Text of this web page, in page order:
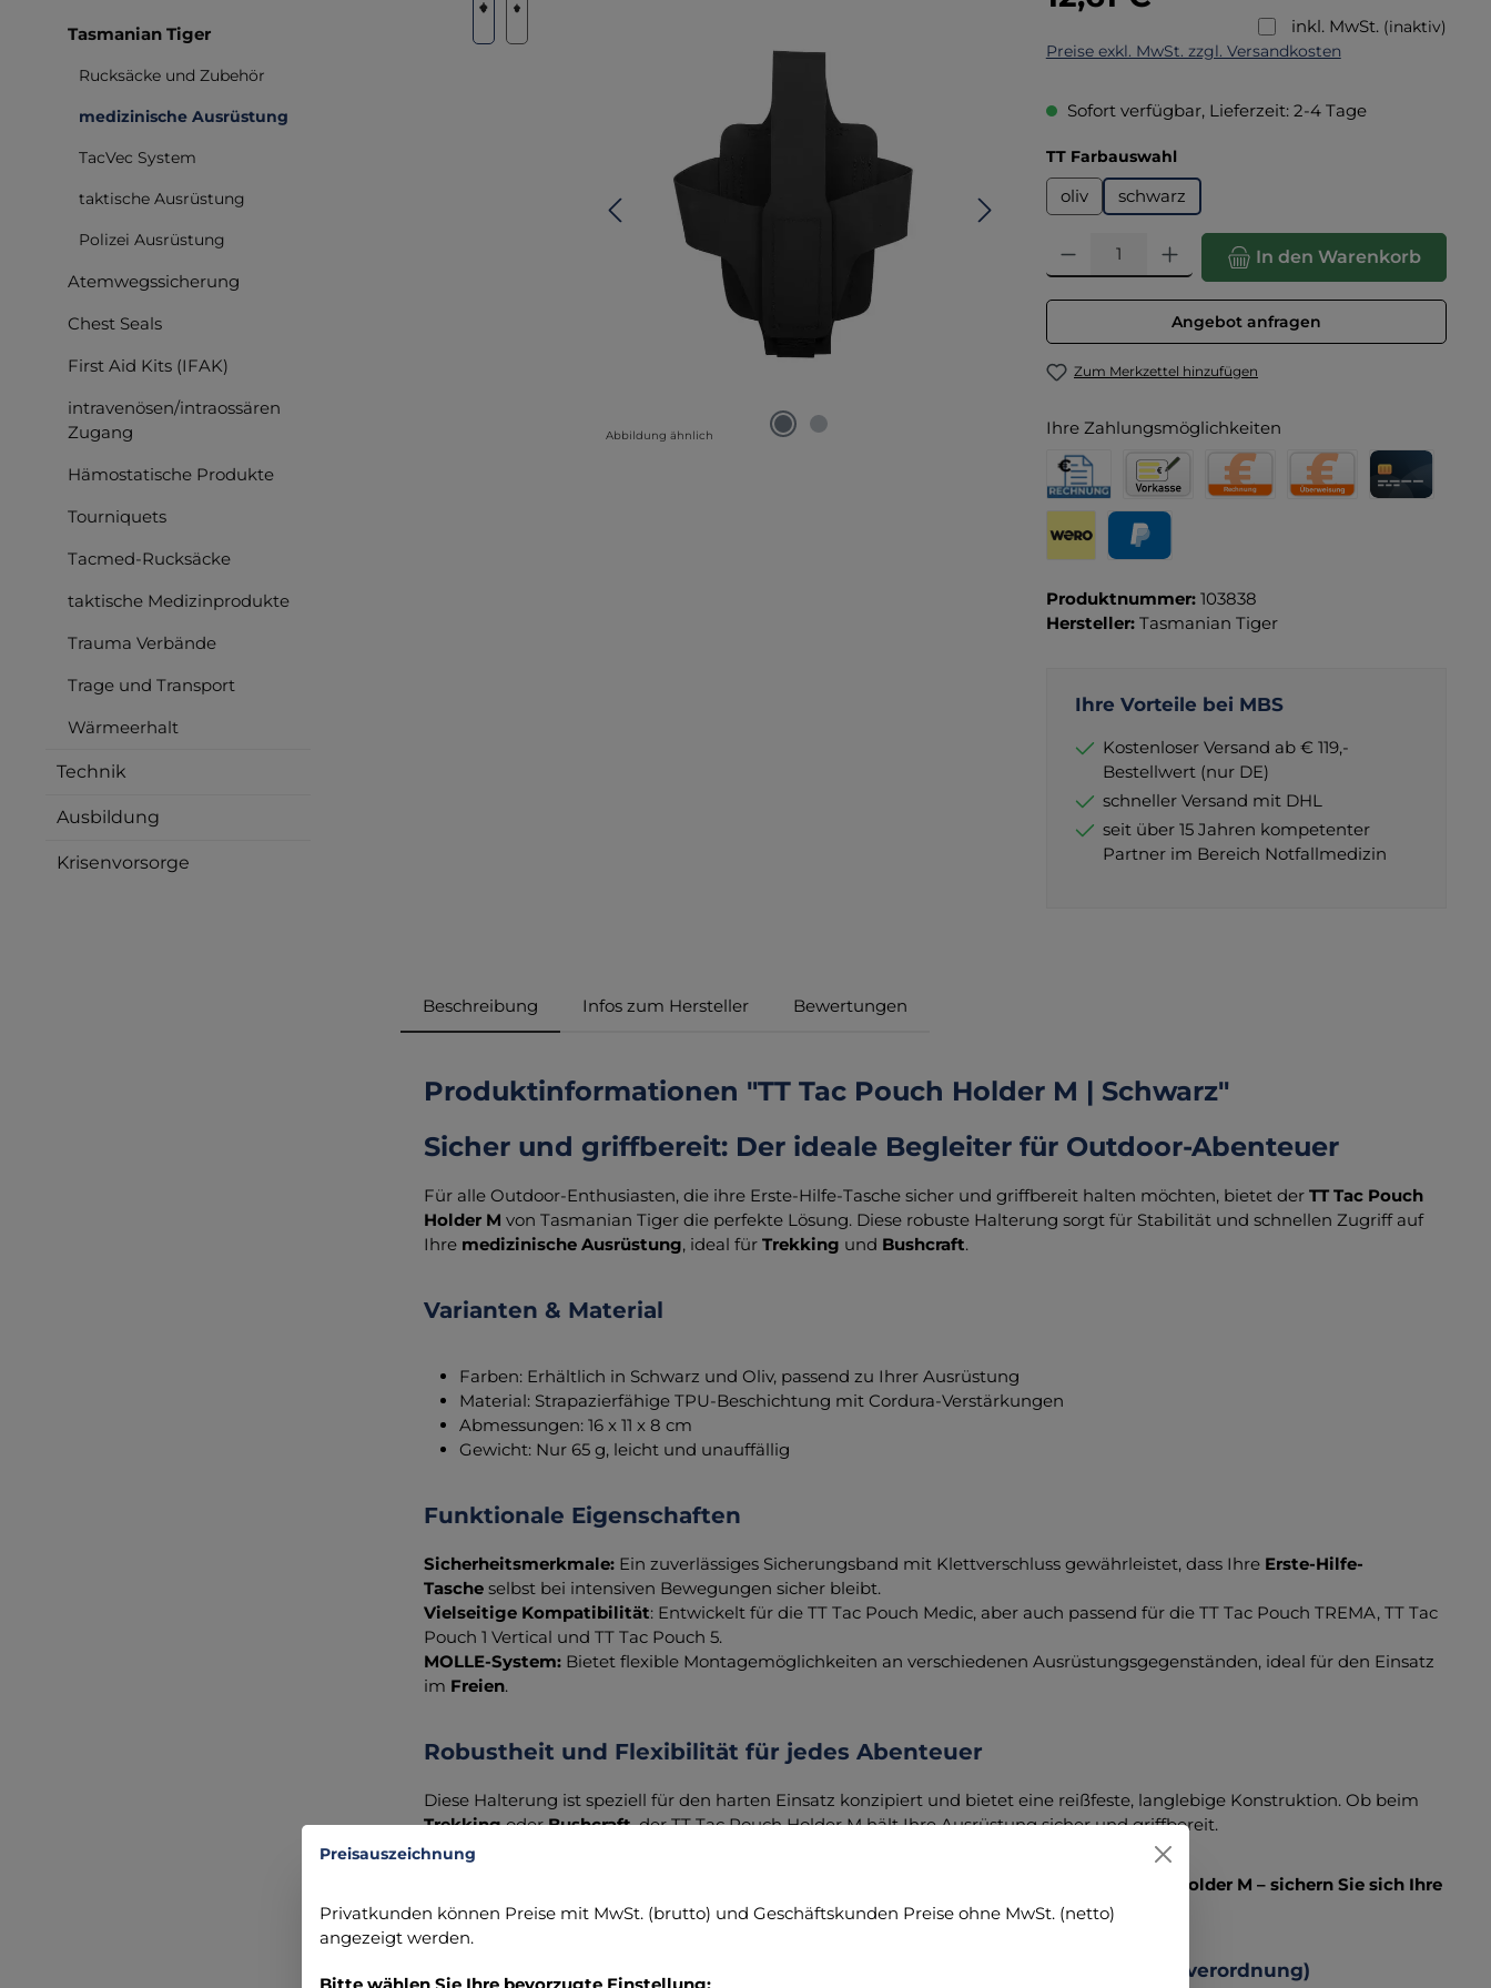
Tasmanian Tiger
Rucksäcke und Zubehör
medizinische Ausrüstung
TacVec System
taktische Ausrüstung
Polizei Ausrüstung
Atemwegssicherung
Chest Seals
First Aid Kits (IFAK)
intravenösen/intraossären
Zugang
Hämostatische Produkte
Tourniquets
Tacmed-Rucksäcke
taktische Medizinprodukte
Trauma Verbände
Trage und Transport
Wärmeerhalt
Technik
Ausbildung
Krisenvorsorge
Abbildung ähnlich
inkl. MwSt. (inaktiv)
Preise exkl. MwSt. zzgl. Versandkosten
Sofort verfügbar, Lieferzeit: 2-4 Tage
TT Farbauswahlauswählen
oliv schwarz
Produkt Anzahl: Gib den gewünschten Wert ein oder
In den Warenkorb
Angebot anfragen
Zum Merkzettel hinzufügen
Ihre Zahlungsmöglichkeiten
Rechnung für Behörden
Vorkasse
Produktnummer: 103838
Hersteller: Tasmanian Tiger
Ihre Vorteile bei MBS
Kostenloser Versand ab € 119,-
Bestellwert (nur DE)
schneller Versand mit DHL
seit über 15 Jahren kompetenter
Partner im Bereich Notfallmedizin
Beschreibung Infos zum Hersteller Bewertungen
Produktinformationen "TT Tac Pouch Holder M | Schwarz"
Sicher und griffbereit: Der ideale Begleiter für Outdoor-Abenteuer
Für alle Outdoor-Enthusiasten, die ihre Erste-Hilfe-Tasche sicher und griffbereit halten möchten, bietet der TT Tac Pouch
Holder M von Tasmanian Tiger die perfekte Lösung. Diese robuste Halterung sorgt für Stabilität und schnellen Zugriff auf
Ihre medizinische Ausrüstung, ideal für Trekking und Bushcraft.
Varianten & Material
Farben: Erhältlich in Schwarz und Oliv, passend zu Ihrer Ausrüstung
Material: Strapazierfähige TPU-Beschichtung mit Cordura-Verstärkungen
Abmessungen: 16 x 11 x 8 cm
Gewicht: Nur 65 g, leicht und unauffällig
Funktionale Eigenschaften
Sicherheitsmerkmale: Ein zuverlässiges Sicherungsband mit Klettverschluss gewährleistet, dass Ihre Erste-Hilfe-
Tasche selbst bei intensiven Bewegungen sicher bleibt.
Vielseitige Kompatibilität: Entwickelt für die TT Tac Pouch Medic, aber auch passend für die TT Tac Pouch TREMA, TT Tac
Pouch 1 Vertical und TT Tac Pouch 5.
MOLLE-System: Bietet flexible Montagemöglichkeiten an verschiedenen Ausrüstungsgegenständen, ideal für den Einsatz
im Freien.
Robustheit und Flexibilität für jedes Abenteuer
Diese Halterung ist speziell für den harten Einsatz konzipiert und bietet eine reißfeste, langlebige Konstruktion. Ob beim
TrekkingoderBushcraft, der TT Tac Pouch Holder M hält Ihre Ausrüstung sicher und griffbereit.
Erleben Sie die Freiheit und Sicherheit Ihrer Outdoor-Abenteuer mit dem TT Tac Pouch Holder M – sichern Sie sich Ihre
Ausrüstung noch heute!
Angaben zum Hersteller (Informationspflichten zur GPSR Produktsicherheitsverordnung)
Preisauszeichnung
Privatkunden können Preise mit MwSt. (brutto) und Geschäftskunden Preise ohne MwSt. (netto)
angezeigt werden.
Bitte wählen Sie Ihre bevorzugte Einstellung: